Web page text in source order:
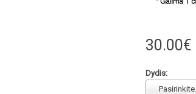
30.00€
Dydis:
Pasirinkite...